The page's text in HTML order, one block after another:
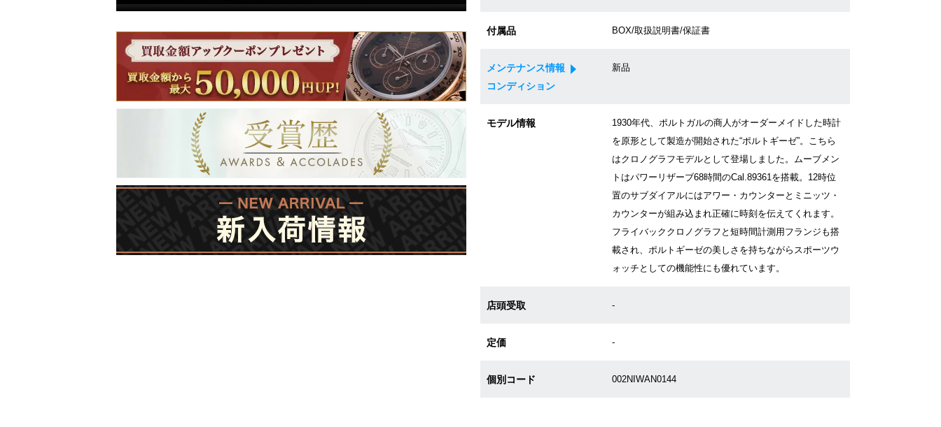
付属品 BOX/取扱説明書/保証書
メンテナンス情報
コンディション
新品
モデル情報
1930年代、ポルトガルの商人がオーダーメイドした時計
を原形として製造が開始された“ポルトギーゼ”。こちら
はクロノグラフモデルとして登場しました。ムーブメン
トはパワーリザーブ68時間のCal.89361を搭載。12時位
置のサブダイアルにはアワー・カウンターとミニッツ・
カウンターが組み込まれ正確に時刻を伝えてくれます。
フライバッククロノグラフと短時間計測用フランジも搭
載され、ポルトギーゼの美しさを持ちながらスポーツウ
ォッチとしての機能性にも優れています。
店頭受取 -
定価 -
個別コード 002NIWAN0144